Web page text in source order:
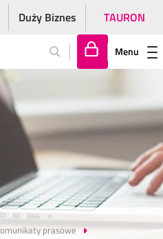
Duży Biznes TAURON
lo
gu
j
si
ę
Menu
prasowe